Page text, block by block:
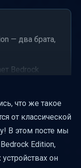
— два брата,
Bedrock
Edition
— в чём
в Bedrock
что же такое
от классической
В этом посте мы
Edition,
он